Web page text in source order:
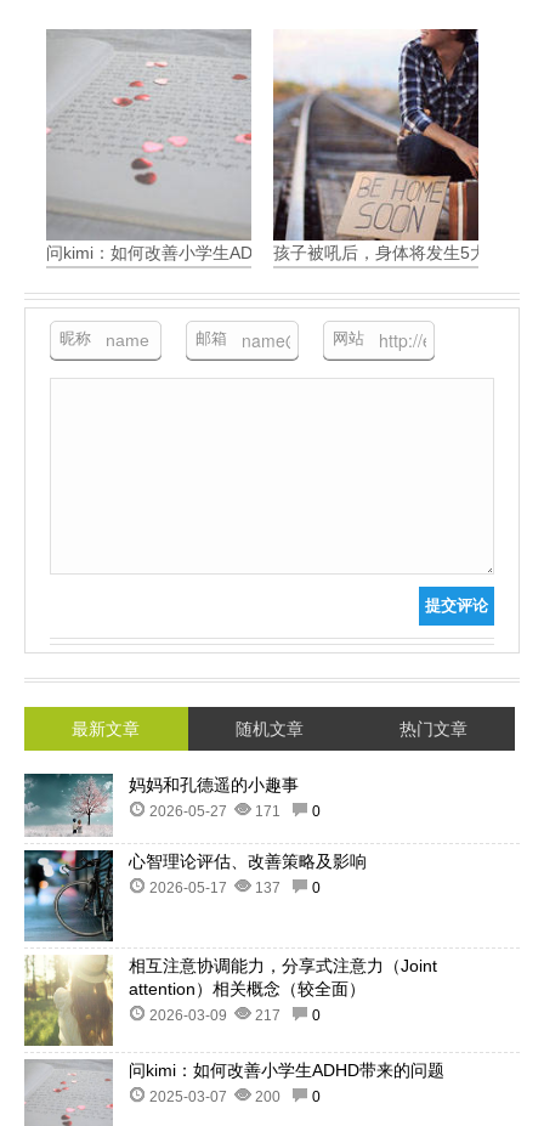
问kimi：如何改善小学生ADHD带来的问题孩子被吼后，身体将发生5大可怕
昵称 邮箱 网站
提交评论
最新文章 随机文章 热门文章
妈妈和孔德遥的小趣事
2026-05-27 171 0
心智理论评估、改善策略及影响
2026-05-17 137 0
相互注意协调能力，分享式注意力（Joint
attention）相关概念（较全面）
2026-03-09 217 0
问kimi：如何改善小学生ADHD带来的问题
2025-03-07 200 0